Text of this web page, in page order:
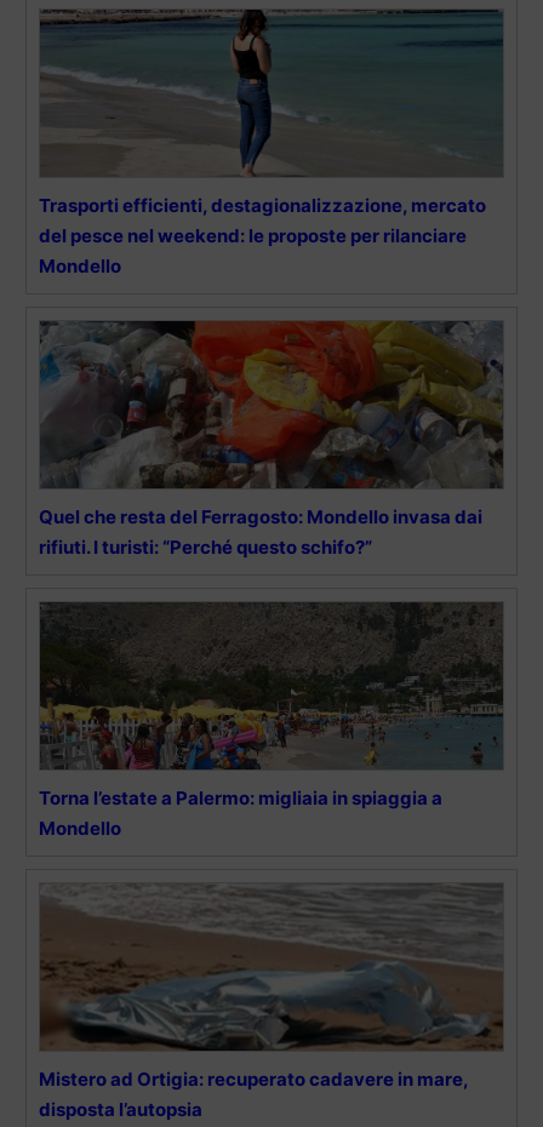
Trasporti efficienti, destagionalizzazione, mercato
del pesce nel weekend: le proposte per rilanciare
Mondello
Quel che resta del Ferragosto: Mondello invasa dai
rifiuti. I turisti: “Perché questo schifo?”
Torna l’estate a Palermo: migliaia in spiaggia a
Mondello
Mistero ad Ortigia: recuperato cadavere in mare,
disposta l’autopsia